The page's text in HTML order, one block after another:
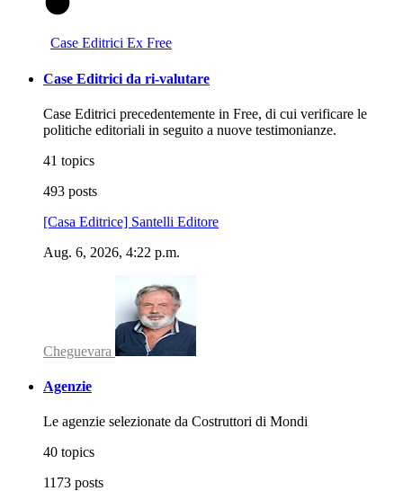
Case Editrici Ex Free
Case Editrici da ri-valutare
Case Editrici precedentemente in Free, di cui verificare le
politiche editoriali in seguito a nuove testimonianze.
41 topics
493 posts
[Casa Editrice] Santelli Editore
Aug. 6, 2026, 4:22 p.m.
Cheguevara
Agenzie
Le agenzie selezionate da Costruttori di Mondi
40 topics
1173 posts